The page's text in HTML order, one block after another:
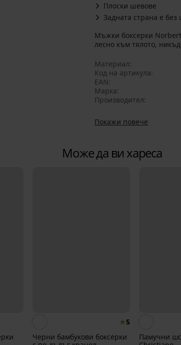
Плоски шевове
Задната страна е без
Мъжки боксерки
лесно към тялото,
Материал
Код на артикула
EAN
Марка
Производител
Покажи повече
Може да ви хареса
5
Черни бамбукови боксерки
Памучни